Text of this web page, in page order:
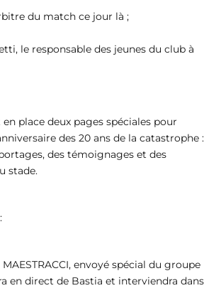
du match ce jour là ;
le responsable des jeunes du club à
place deux pages spéciales pour
des 20 ans de la catastrophe :
des témoignages et des
stade.
:
envoyé spécial du groupe
en direct de Bastia et interviendra dans